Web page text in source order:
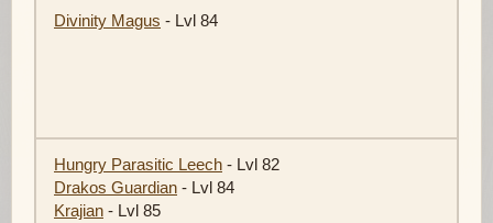
Divinity Magus - Lvl 84
Hungry Parasitic Leech - Lvl 82
Drakos Guardian - Lvl 84
Krajian - Lvl 85